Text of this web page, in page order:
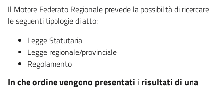
Il Motore Federato Regionale prevede la possibilità di ricercare
le seguenti tipologie di atto:
Legge Statutaria
Legge regionale/provinciale
Regolamento
In che ordine vengono presentati i risultati di una